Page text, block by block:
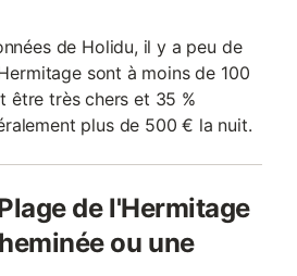
de Holidu, il y a peu de
sont à moins de 100
être très chers et 35 %
plus de 500 € la nuit.
de l'Hermitage
ou une